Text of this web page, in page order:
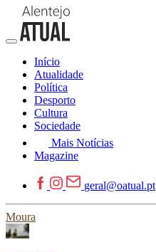
Início
Atualidade
Política
Desporto
Cultura
Sociedade
Mais Notícias
Magazine
geral@oatual.pt
Moura